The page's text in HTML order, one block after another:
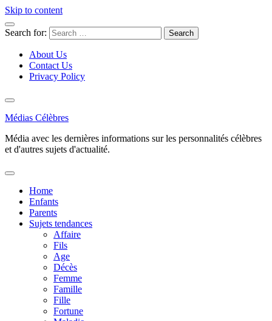
Skip to content
Search for:
About Us
Contact Us
Privacy Policy
Médias Célèbres
Média avec les dernières informations sur les personnalités célèbres
et d'autres sujets d'actualité.
Home
Enfants
Parents
Sujets tendances
Affaire
Fils
Age
Décès
Femme
Famille
Fille
Fortune